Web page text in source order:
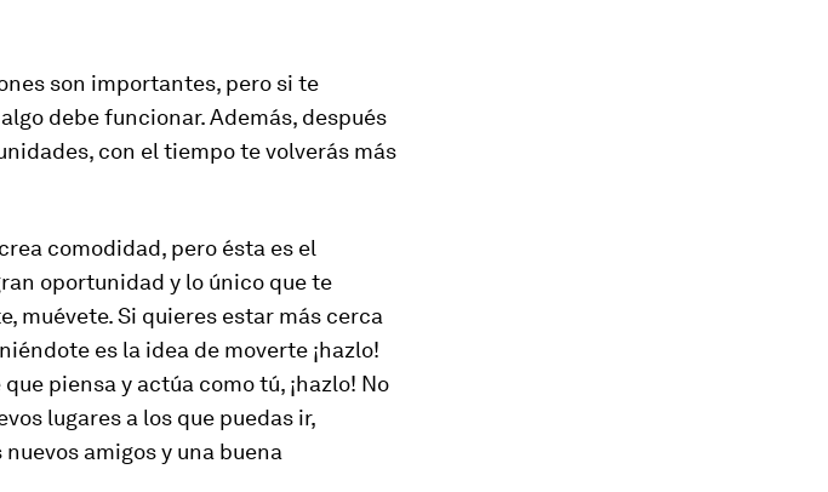
son importantes, pero si te
debe funcionar. Además, después
con el tiempo te volverás más
comodidad, pero ésta es el
oportunidad y lo único que te
muévete. Si quieres estar más cerca
es la idea de moverte ¡hazlo!
piensa y actúa como tú, ¡hazlo! No
lugares a los que puedas ir,
amigos y una buena